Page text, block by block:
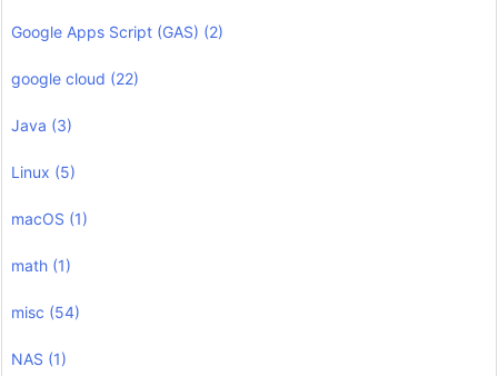
Google Apps Script (GAS) (2)
google cloud (22)
Java (3)
Linux (5)
macOS (1)
math (1)
misc (54)
NAS (1)